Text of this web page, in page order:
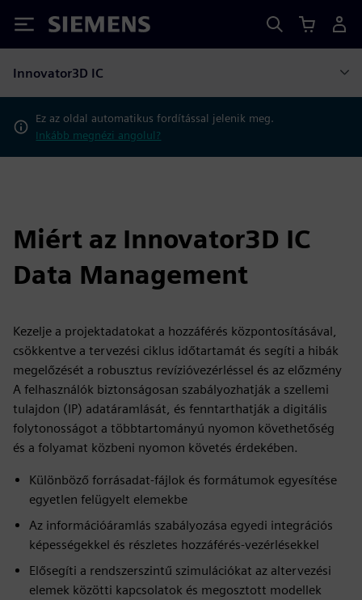
Siemens
Innovator3D IC
Ez az oldal automatikus fordítással jelenik meg.
Inkább megnézi angolul?
Miért az Innovator3D IC
Data Management
Kezelje a projektadatokat a hozzáférés központosításával,
csökkentve a tervezési ciklus időtartamát és segíti a hibák
megelőzését a robusztus revízióvezérléssel és az előzmény
A felhasználók biztonságosan szabályozhatják a szellemi
tulajdon (IP) adatáramlását, és fenntarthatják a digitális
folytonosságot a többtartományú nyomon követhetőség
és a folyamat közbeni nyomon követés érdekében.
Különböző forrásadat-fájlok és formátumok egyesítése
egyetlen felügyelt elemekbe
Az információáramlás szabályozása egyedi integrációs
képességekkel és részletes hozzáférés-vezérlésekkel
Elősegíti a rendszerszintű szimulációkat az altervezési
elemek közötti kapcsolatok és megosztott modellek